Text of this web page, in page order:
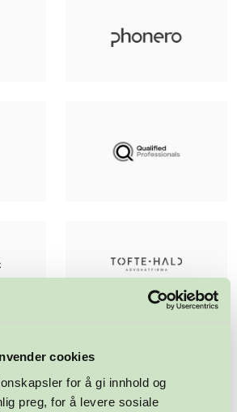
cookies
for å gi innhold og
preg, for å levere sosiale